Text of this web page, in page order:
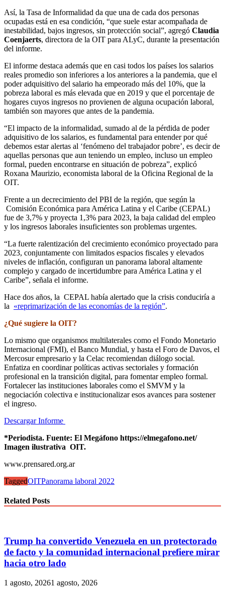
Así, la Tasa de Informalidad da que una de cada dos personas
ocupadas está en esa condición, “que suele estar acompañada de
inestabilidad, bajos ingresos, sin protección social”, agregó Claudia
Coenjaerts, directora de la OIT para ALyC, durante la presentación
del informe.
El informe destaca además que en casi todos los países los salarios
reales promedio son inferiores a los anteriores a la pandemia, que el
poder adquisitivo del salario ha empeorado más del 10%, que la
pobreza laboral es más elevada que en 2019 y que el porcentaje de
hogares cuyos ingresos no provienen de alguna ocupación laboral,
también son mayores que antes de la pandemia.
“El impacto de la informalidad, sumado al de la pérdida de poder
adquisitivo de los salarios, es fundamental para entender por qué
debemos estar alertas al ‘fenómeno del trabajador pobre’, es decir de
aquellas personas que aun teniendo un empleo, incluso un empleo
formal, pueden encontrarse en situación de pobreza”, explicó
Roxana Maurizio, economista laboral de la Oficina Regional de la
OIT.
Frente a un decrecimiento del PBI de la región, que según la
Comisión Económica para América Latina y el Caribe (CEPAL)
fue de 3,7% y proyecta 1,3% para 2023, la baja calidad del empleo
y los ingresos laborales insuficientes son problemas urgentes.
“La fuerte ralentización del crecimiento económico proyectado para
2023, conjuntamente con limitados espacios fiscales y elevados
niveles de inflación, configuran un panorama laboral altamente
complejo y cargado de incertidumbre para América Latina y el
Caribe”, señala el informe.
Hace dos años, la CEPAL había alertado que la crisis conduciría a
la «reprimarización de las economías de la región”.
¿Qué sugiere la OIT?
Lo mismo que organismos multilaterales como el Fondo Monetario
Internacional (FMI), el Banco Mundial, y hasta el Foro de Davos, el
Mercosur empresario y la Celac recomiendan diálogo social.
Enfatiza en coordinar políticas activas sectoriales y formación
profesional en la transición digital, para fomentar empleo formal.
Fortalecer las instituciones laborales como el SMVM y la
negociación colectiva e institucionalizar esos avances para sostener
el ingreso.
Descargar Informe
*Periodista. Fuente: El Megáfono https://elmegafono.net/
Imagen ilustrativa OIT.
www.prensared.org.ar
TaggedOITPanorama laboral 2022
Related Posts
Trump ha convertido Venezuela en un protectorado
de facto y la comunidad internacional prefiere mirar
hacia otro lado
1 agosto, 20261 agosto, 2026